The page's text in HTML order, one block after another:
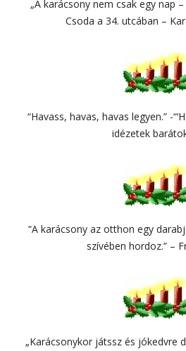
„A karácsony nem csak egy nap
Csoda a 34. utcában –
“Havass, havas, havas legyen.” -
idézetek
“A karácsony az otthon egy
szívében hordoz.” –
„Karácsonykor játssz és jókedvre